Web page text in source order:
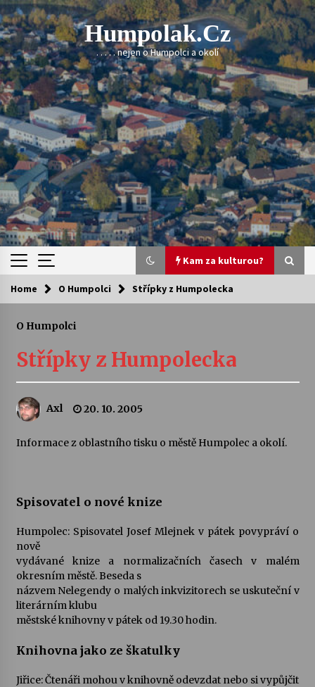
Skip
to
content
Humpolak.cz
. . . . . nejen o Humpolci a okolí
Kam za kulturou?
Kam za kulturou?
Sukuba Ensemble
4. 8. 2026
Vernisáž výstavy Josefíny Duškové: Stávám se
kapkou
Pozvánka na integrační festival Quijotova
28. 7. 2026
Letní koncerty ve Stromovce: Kolchoz a
Jenakaši
28. 7. 2026
23. 7. 2026
Home O Humpolci Střípky z Humpolecka
O Humpolci
Střípky z Humpolecka
Axl 20. 10. 2005
Informace z oblastního tisku o městě Humpolec a okolí.
Spisovatel o nové knize
Humpolec: Spisovatel Josef Mlejnek v pátek povypráví o
nově
vydávané knize a normalizačních časech v malém
okresním městě. Beseda s
názvem Nelegendy o malých inkvizitorech se uskuteční v
literárním klubu
městské knihovny v pátek od 19.30 hodin.
Knihovna jako ze škatulky
Jiřice: Čtenáři mohou v knihovně odevzdat nebo si vypůjčit